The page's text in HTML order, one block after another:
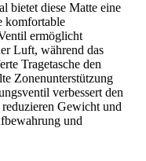
bietet diese Matte eine
komfortable
ermöglicht
Luft, während das
Tragetasche den
Zonenunterstützung
verbessert den
Gewicht und
und